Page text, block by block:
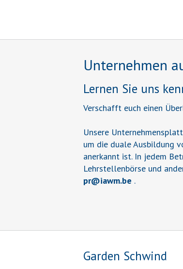
Unternehmen
Lernen Sie uns
Verschafft euch einen
Unsere
um die duale Ausbildung
anerkannt ist. In jedem
Lehrstellenbörse und
pr@iawm.be .
Garden Schwind